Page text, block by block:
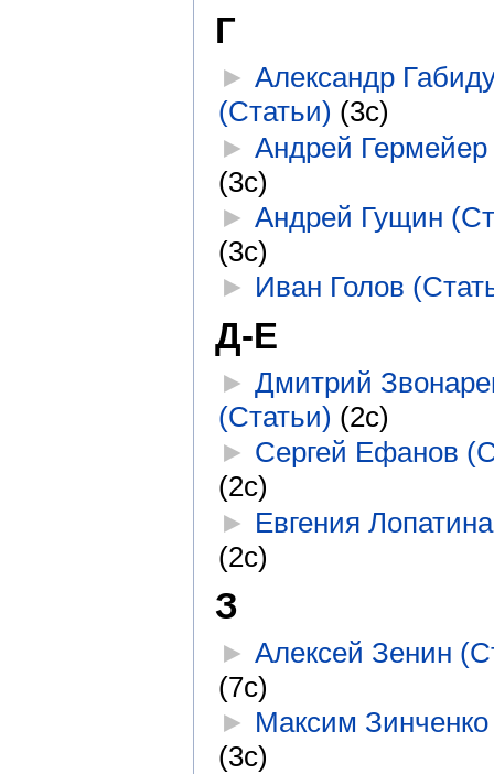
Г
►Александр
(Статьи) (3с)
►Андрей
(3с)
►Андрей Гущин
(3с)
► Иван Голов
Д-Е
►Дмитрий
(Статьи) (2с)
► Сергей Ефанов
(2с)
► Евгения
(2с)
З
►Алексей Зенин
(7с)
► Максим
(3с)